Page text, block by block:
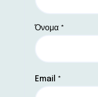
Όνομα *
Email *